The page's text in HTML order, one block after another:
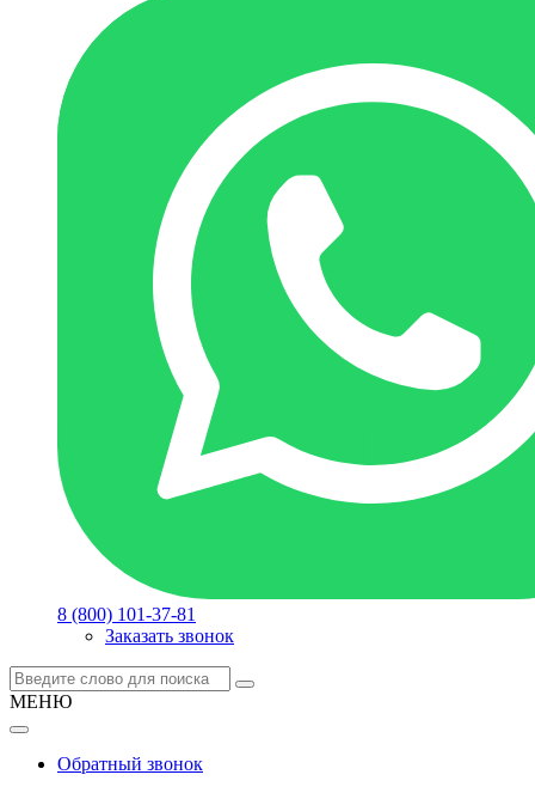
8 (800) 101-37-81
Заказать звонок
МЕНЮ
Обратный звонок